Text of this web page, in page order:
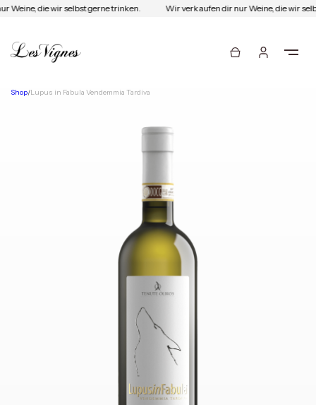
Weine, die wir selbst gerne trinken. Wir verkaufen dir nur Weine, die wir
Shop/Lupus in Fabula Vendemmia Tardiva